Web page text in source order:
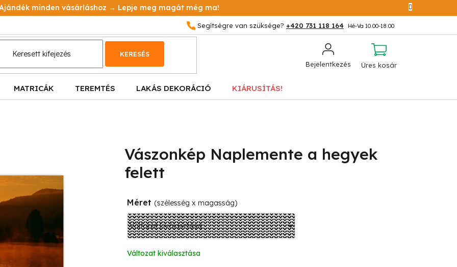
minden vásárláshoz → Lepje meg magát még ma!
+420 731 118 164
Bejelentkezés
KERESÉS
KOSÁR
Üres kosár
MATRICÁK TEREMTÉS LAKÁS DEKORÁCIÓ KIÁRUSÍTÁS!
Vászonkép Naplemente a hegyek
felett
Méret (szélesség x magasság)
Változat kiválasztása